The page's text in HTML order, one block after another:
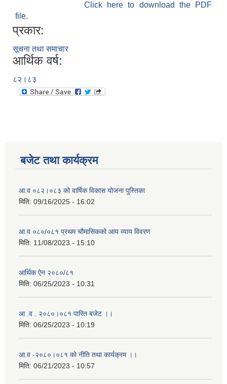
Click here to download the PDF
file.
प्रकार:
सूचना तथा समाचार
आर्थिक वर्ष:
८२।८३
बजेट तथा कार्यक्रम
आ.व ०८२।०८३ को वार्षिक विकास योजना पुस्तिका
मिति: 09/16/2025 - 16:02
आ.व ०८०/०८१ प्रथम चौमासिकको आय व्याय विवरण
मिति: 11/08/2023 - 15:10
आर्थिक ऐन २०८०/८१
मिति: 06/25/2023 - 10:31
आ .व . २०८०।०८१ पारित बजेट ।।
मिति: 06/25/2023 - 10:19
आ.व -२०८०।०८१ को नीति तथा कार्यक्रम ।।
मिति: 06/21/2023 - 10:57